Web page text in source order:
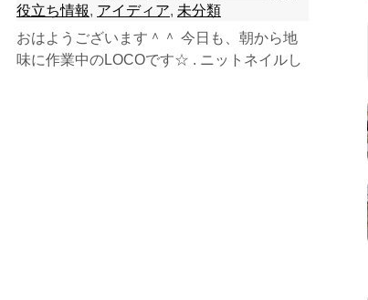
役立ち情報, アイディア, 未分類
おはようございます＾＾ 今日も、朝から地
味に作業中のLOCOです☆ . ニットネイルし